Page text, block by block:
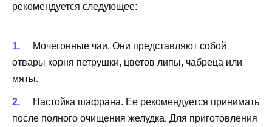
рекомендуется следующее:
Мочегонные чаи. Они представляют собой
отвары корня петрушки, цветов липы, чабреца или
мяты.
Настойка шафрана. Ее рекомендуется принимать
после полного очищения желудка. Для приготовления